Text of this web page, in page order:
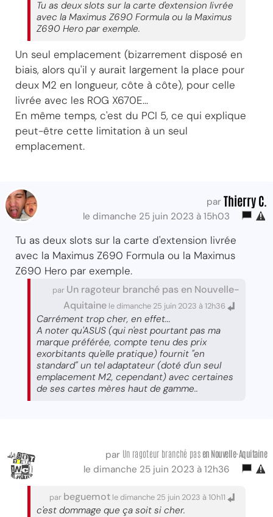
Tu as deux slots sur la carte d'extension livrée
avec la Maximus Z690 Formula ou la Maximus
Z690 Hero par exemple.
Un seul emplacement (bizarrement disposé en
biais, alors qu'il y aurait largement la place pour
deux M2 en longueur, côte à côte), pour celle
livrée avec les ROG X670E...
En même temps, c'est du PCI 5, ce qui explique
peut-être cette limitation à un seul
emplacement.
par Thierry C.
le dimanche 25 juin 2023 à 15h03
Tu as deux slots sur la carte d'extension livrée
avec la Maximus Z690 Formula ou la Maximus
Z690 Hero par exemple.
par Un ragoteur branché pas en Nouvelle-
Aquitaine le dimanche 25 juin 2023 à 12h36
Carrément trop cher, en effet...
A noter qu'ASUS (qui n'est pourtant pas ma
marque préférée, compte tenu des prix
exorbitants qu'elle pratique) fournit "en
standard" un tel adaptateur (doté d'un seul
emplacement M2, cependant) avec certaines
de ses cartes mères haut de gamme..
par Un ragoteur branché pas en Nouvelle-Aquitaine
le dimanche 25 juin 2023 à 12h36
par beguemot le dimanche 25 juin 2023 à 10h11
c'est dommage que ça soit si cher.